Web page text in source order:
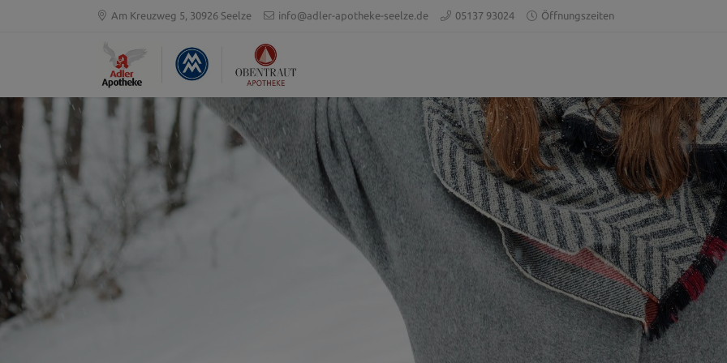
Am Kreuzweg 5, 30926 Seelze info@adler-apotheke-seelze.de 05137 93024 Öffnungszeiten